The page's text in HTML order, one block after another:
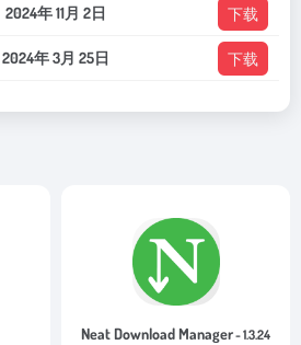
2024年 11月 2日 下载
2024年 3月 25日 下载
Neat Download Manager- 1.3.24